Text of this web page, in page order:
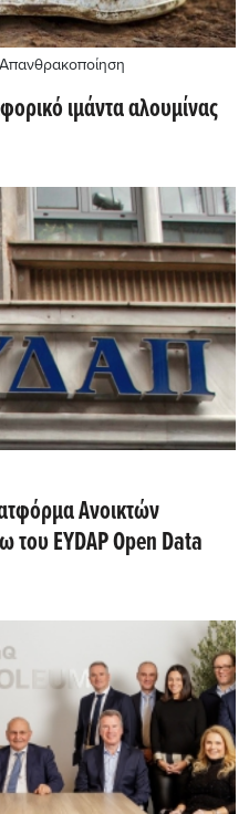
ιμάντα αλουμίνας
Ανοικτών
του EYDAP Open Data